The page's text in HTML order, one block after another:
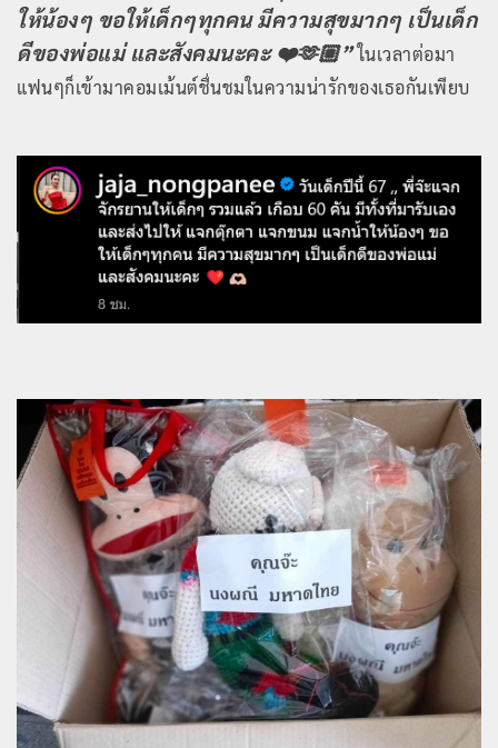
ให้น้องๆ ขอให้เด็กๆทุกคน มีความสุขมากๆ เป็นเด็ก
ดีของพ่อแม่ และสังคมนะคะ ❤️🫶🏼”ในเวลาต่อมา
แฟนๆก็เข้ามาคอมเม้นต์ชื่นชมในความน่ารักของเธอกันเพียบ